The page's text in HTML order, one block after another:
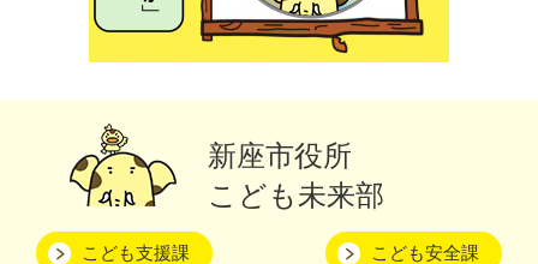
新座市役所
こども未来部
こども支援課 こども安全課